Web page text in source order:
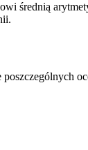
średnią
poszczególnych